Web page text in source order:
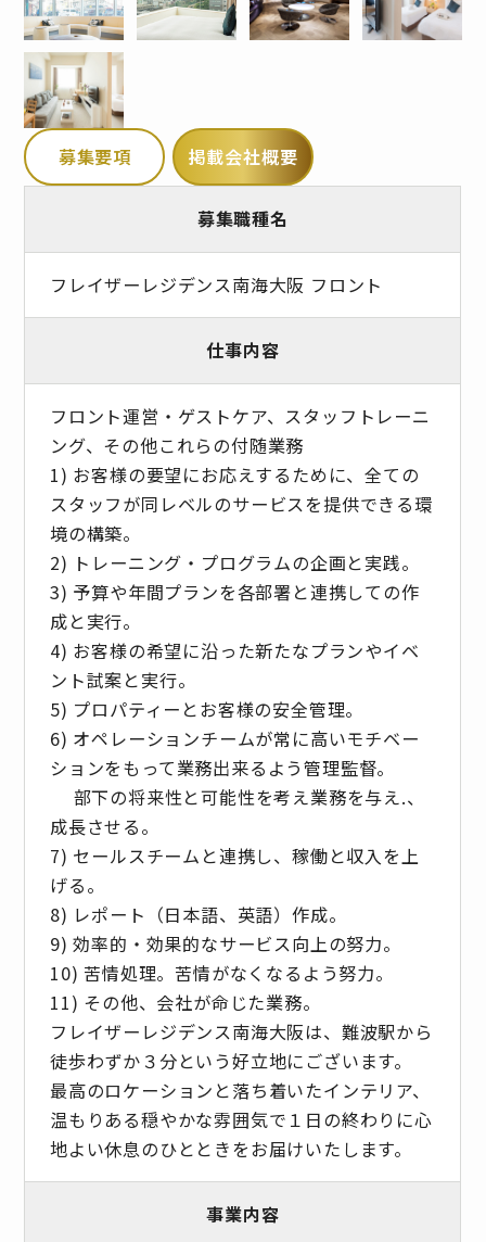
募集要項 掲載会社概要
募集職種名
フレイザーレジデンス南海大阪 フロント
仕事内容
フロント運営・ゲストケア、スタッフトレーニ
ング、その他これらの付随業務
1) お客様の要望にお応えするために、全ての
スタッフが同レベルのサービスを提供できる環
境の構築。
2) トレーニング・プログラムの企画と実践。
3) 予算や年間プランを各部署と連携しての作
成と実行。
4) お客様の希望に沿った新たなプランやイベ
ント試案と実行。
5) プロパティーとお客様の安全管理。
6) オペレーションチームが常に高いモチベー
ションをもって業務出来るよう管理監督。
部下の将来性と可能性を考え業務を与え.、
成長させる。
7) セールスチームと連携し、稼働と収入を上
げる。
8) レポート（日本語、英語）作成。
9) 効率的・効果的なサービス向上の努力。
10) 苦情処理。苦情がなくなるよう努力。
11) その他、会社が命じた業務。
フレイザーレジデンス南海大阪は、難波駅から
徒歩わずか３分という好立地にございます。
最高のロケーションと落ち着いたインテリア、
温もりある穏やかな雰囲気で１日の終わりに心
地よい休息のひとときをお届けいたします。
事業内容